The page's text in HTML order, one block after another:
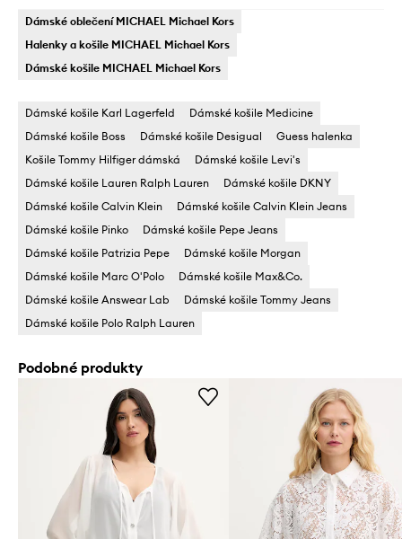
Dámské oblečení MICHAEL Michael Kors
Halenky a košile MICHAEL Michael Kors
Dámské košile MICHAEL Michael Kors
Dámské košile Karl Lagerfeld
Dámské košile Medicine
Dámské košile Boss
Dámské košile Desigual
Guess halenka
Košile Tommy Hilfiger dámská
Dámské košile Levi's
Dámské košile Lauren Ralph Lauren
Dámské košile DKNY
Dámské košile Calvin Klein
Dámské košile Calvin Klein Jeans
Dámské košile Pinko
Dámské košile Pepe Jeans
Dámské košile Patrizia Pepe
Dámské košile Morgan
Dámské košile Marc O'Polo
Dámské košile Max&Co.
Dámské košile Answear Lab
Dámské košile Tommy Jeans
Dámské košile Polo Ralph Lauren
Podobné produkty